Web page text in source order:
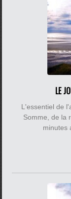
LE
L'essentiel de
Somme, de la
minutes